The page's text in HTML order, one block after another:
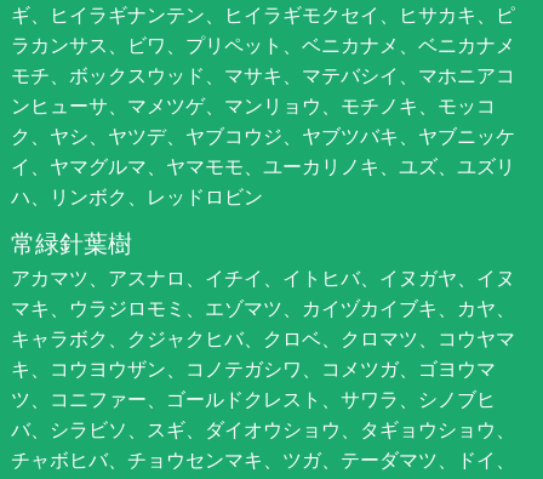
ギ、ヒイラギナンテン、ヒイラギモクセイ、ヒサカキ、ピ
ラカンサス、ビワ、プリペット、ベニカナメ、ベニカナメ
モチ、ボックスウッド、マサキ、マテバシイ、マホニアコ
ンヒューサ、マメツゲ、マンリョウ、モチノキ、モッコ
ク、ヤシ、ヤツデ、ヤブコウジ、ヤブツバキ、ヤブニッケ
イ、ヤマグルマ、ヤマモモ、ユーカリノキ、ユズ、ユズリ
ハ、リンボク、レッドロビン
常緑針葉樹
アカマツ、アスナロ、イチイ、イトヒバ、イヌガヤ、イヌ
マキ、ウラジロモミ、エゾマツ、カイヅカイブキ、カヤ、
キャラボク、クジャクヒバ、クロベ、クロマツ、コウヤマ
キ、コウヨウザン、コノテガシワ、コメツガ、ゴヨウマ
ツ、コニファー、ゴールドクレスト、サワラ、シノブヒ
バ、シラビソ、スギ、ダイオウショウ、タギョウショウ、
チャボヒバ、チョウセンマキ、ツガ、テーダマツ、ドイ、